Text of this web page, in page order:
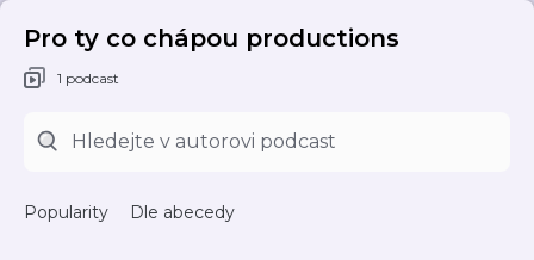
Pro ty co chápou productions
1 podcast
Popularity Dle abecedy